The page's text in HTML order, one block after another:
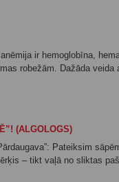
ir hemoglobīna,
robežām. Dažāda
(ALGOLOGS)
Pateiksim
– tikt vaļā no sliktas